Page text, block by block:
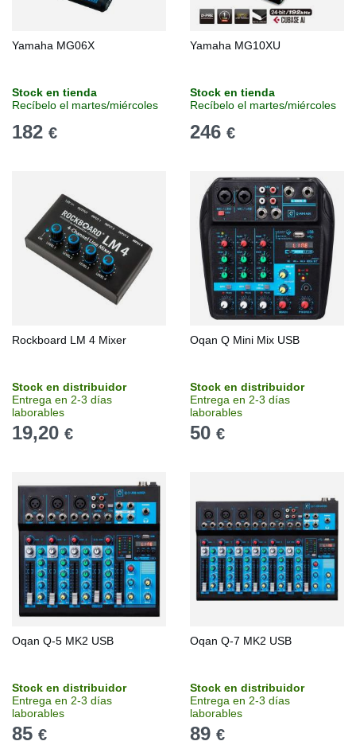
Yamaha MG06X
Stock en tienda
Recíbelo el martes/miércoles
182 €
Yamaha MG10XU
Stock en tienda
Recíbelo el martes/miércoles
246 €
Rockboard LM 4 Mixer
Stock en distribuidor
Entrega en 2-3 días
laborables
19,20 €
Oqan Q Mini Mix USB
Stock en distribuidor
Entrega en 2-3 días
laborables
50 €
Oqan Q-5 MK2 USB
Stock en distribuidor
Entrega en 2-3 días
laborables
85 €
Oqan Q-7 MK2 USB
Stock en distribuidor
Entrega en 2-3 días
laborables
89 €